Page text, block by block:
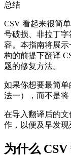
总结
CSV 看起来很简
号破损、非拉丁
容。本指南将展
构的前提下翻译
题的修复方法。
如果你想要最简
法一），而不是将
在导入翻译后的
作，以便及早发现
为什么